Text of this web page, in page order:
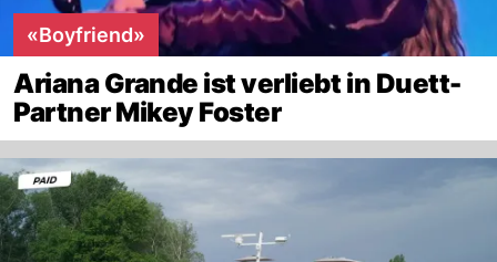
«Boyfriend»
Ariana Grande ist verliebt in Duett-
Partner Mikey Foster